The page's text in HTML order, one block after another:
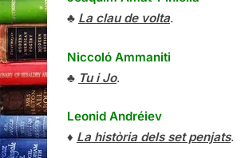
♣ La clau de volta.
Niccoló Ammaniti
♣ Tu i Jo.
Leonid Andréiev
♦ La història dels set penjats.